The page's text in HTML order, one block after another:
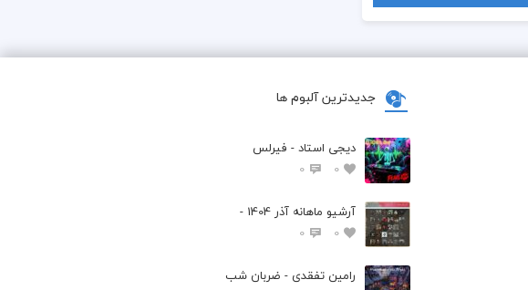
جدیدترین آلبوم ها
دیجی استاد - فیرلس
0
0
آرشیو ماهانه آذر 1404 -
0
0
رامین تفقدی - ضربان شب